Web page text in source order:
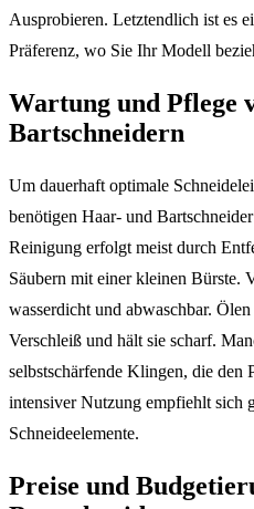
Ausprobieren. Letztendlich ist es
Präferenz, wo Sie Ihr Modell
Wartung und Pflege
Bartschneidern
Um dauerhaft optimale
benötigen Haar- und
Reinigung erfolgt meist durch
Säubern mit einer kleinen Bürste.
wasserdicht und abwaschbar.
Verschleiß und hält sie scharf.
selbstschärfende Klingen, die den
intensiver Nutzung empfiehlt sich
Schneideelemente.
Preise und